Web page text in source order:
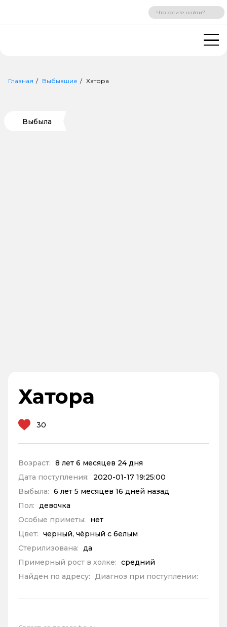
ВХОД РЕГИСТРАЦИЯ
Главная Выбывшие Хатора
Выбыла
Хатора
30
Возраст: 8 лет 6 месяцев 24 дня
Дата поступления:
2020-01-17 19:25:00
Выбыла: 6 лет 5 месяцев 16 дней назад
Пол: девочка
Особые приметы:
нет
Цвет: черный, чёрный с белым
Стерилизована: да
Примерный рост в холке: средний
Найден по адресу: Диагноз при поступлении: